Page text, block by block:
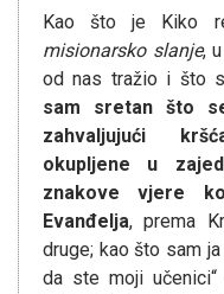
Kao što je Kiko
misionarsko slanje,
od nas tražio i što
sam sretan što
zahvaljujući kršć
okupljene u
znakove vjere
Evanđelja, prema
druge; kao što sam
da ste moji